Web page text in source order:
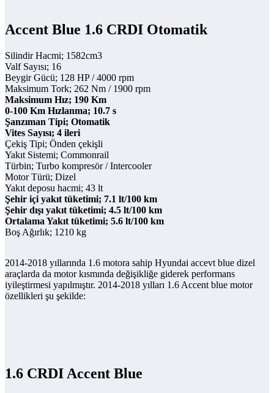
Accent Blue 1.6 CRDI Otomatik
Silindir Hacmi; 1582cm3
Valf Sayısı; 16
Beygir Gücü; 128 HP / 4000 rpm
Maksimum Tork; 262 Nm / 1900 rpm
Maksimum Hız; 190 Km
0-100 Km Hızlanma; 10.7 s
Şanzıman Tipi; Otomatik
Vites Sayısı; 4 ileri
Çekiş Tipi; Önden çekişli
Yakıt Sistemi; Commonrail
Türbin; Turbo kompresör / Intercooler
Motor Türü; Dizel
Yakıt deposu hacmi; 43 lt
Şehir içi yakıt tüketimi; 7.1 lt/100 km
Şehir dışı yakıt tüketimi; 4.5 lt/100 km
Ortalama Yakıt tüketimi; 5.6 lt/100 km
Boş Ağırlık; 1210 kg
2014-2018 yıllarında 1.6 motora sahip Hyundai accevt blue dizel
araçlarda da motor kısmında değişikliğe giderek performans
iyileştirmesi yapılmıştır. 2014-2018 yılları 1.6 Accent blue motor
özellikleri şu şekilde:
1.6 CRDI Accent Blue